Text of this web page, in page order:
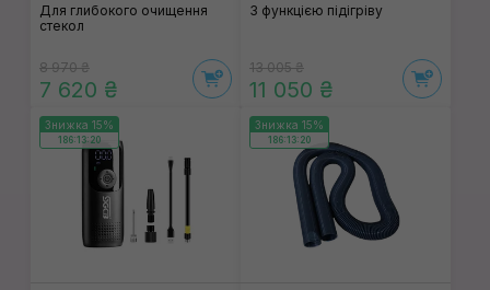
Для глибокого очищення
стекол
8 970 ₴
7 620 ₴
З функцією підігріву
13 005 ₴
11 050 ₴
Знижка 15%
186:13:19
Знижка 15%
186:13:19